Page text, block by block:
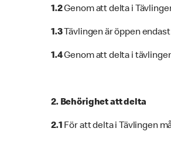
1.2Genom att delta i
1.3Tävlingen är öppen
1.4Genom att delta i
2. Behörighet att delta
2.1 För att delta i Tävlingen